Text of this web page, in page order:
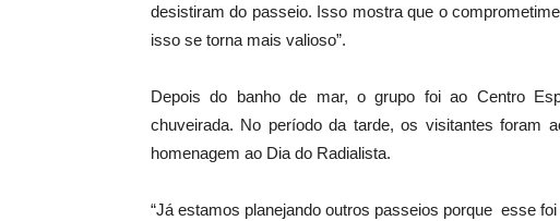
desistiram do passeio. Isso mostra que o
isso se torna mais valioso”.
Depois do banho de mar, o grupo foi ao Centro
chuveirada. No período da tarde, os visitantes foram
homenagem ao Dia do Radialista.
“Já estamos planejando outros passeios porque esse